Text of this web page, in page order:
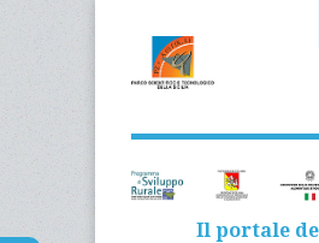
Il portale